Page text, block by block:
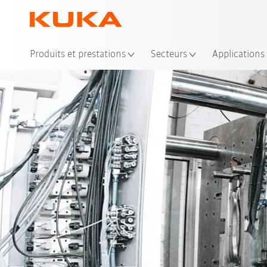
Produits et prestations Secteurs Applications